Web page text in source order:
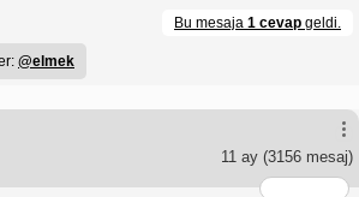
Bu mesaja 1 cevap geldi.
@elmek
11 ay (3156 mesaj)